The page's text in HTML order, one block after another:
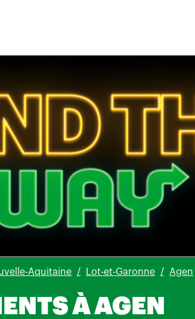
Aquitaine Lot-et-Garonne Agen
À AGEN